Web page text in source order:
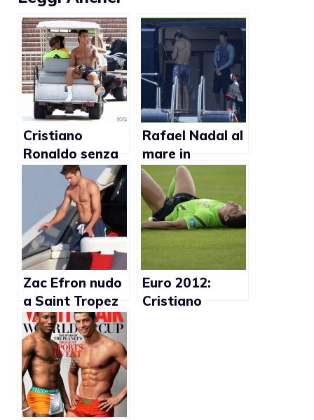
Cristiano
Ronaldo senza
maglietta
Rafael Nadal al
mare in
Sardegna
(foto)
Zac Efron nudo
a Saint Tropez
(foto)
Euro 2012:
Cristiano